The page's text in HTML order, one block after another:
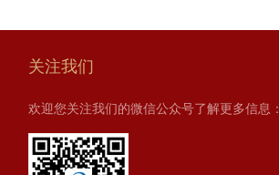
关注我们
欢迎您关注我们的微信公众号了解更多信息：